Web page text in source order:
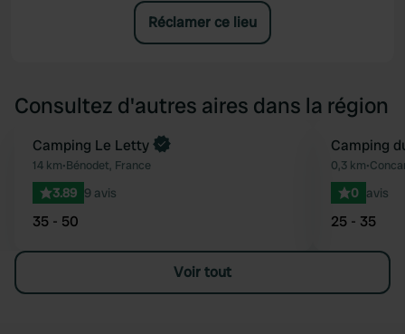
Réclamer ce lieu
Consultez d'autres aires dans la région
Préféré
Camping Le Letty
14 km•Bénodet, France
3.89 9 avis
35 - 50
Camping
0,3 km•
0 avis
25 - 35
Voir tout